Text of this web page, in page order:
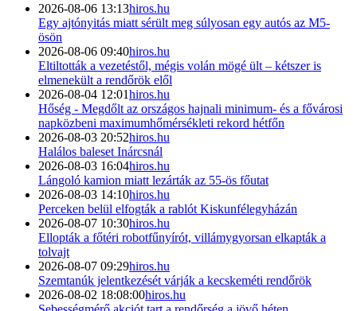
2026-08-06 13:13hiros.hu
Egy ajtónyitás miatt sérült meg súlyosan egy autós az M5-
ösön
2026-08-06 09:40hiros.hu
Eltiltották a vezetéstől, mégis volán mögé ült – kétszer is
elmenekült a rendőrök elől
2026-08-04 12:01hiros.hu
Hőség - Megdőlt az országos hajnali minimum- és a fővárosi
napközbeni maximumhőmérsékleti rekord hétfőn
2026-08-03 20:52hiros.hu
Halálos baleset Inárcsnál
2026-08-03 16:04hiros.hu
Lángoló kamion miatt lezárták az 55-ös főutat
2026-08-03 14:10hiros.hu
Perceken belül elfogták a rablót Kiskunfélegyházán
2026-08-07 10:30hiros.hu
Ellopták a főtéri robotfűnyírót, villámygyorsan elkapták a
tolvajt
2026-08-07 09:29hiros.hu
Szemtanúk jelentkezését várják a kecskeméti rendőrök
2026-08-02 18:08:00hiros.hu